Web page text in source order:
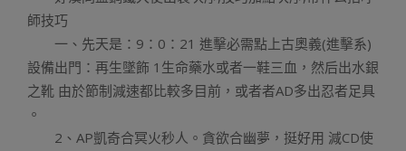
師技巧
一、先天是：9：0：21 進擊必需點上古奧義(進擊系)
設備出門：再生墜飾 1生命藥水或者一鞋三血，然后出水銀
之靴 由於節制減速都比較多目前，或者者AD多出忍者足具
。
2、AP凱奇合冥火秒人。貪欲合幽夢，挺好用 減CD使